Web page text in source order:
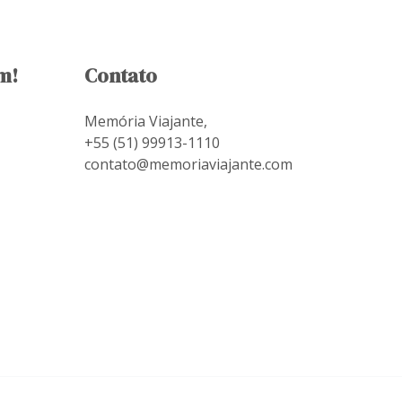
Contato
Memória Viajante,
+55 (51) 99913-1110
contato@memoriaviajante.com